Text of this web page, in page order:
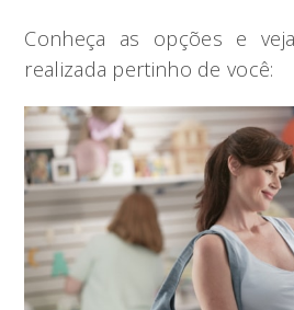
Conheça as opções e
realizada pertinho de você: